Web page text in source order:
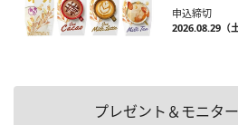
申込締切
2026.08.29（
プレゼント＆モニタ